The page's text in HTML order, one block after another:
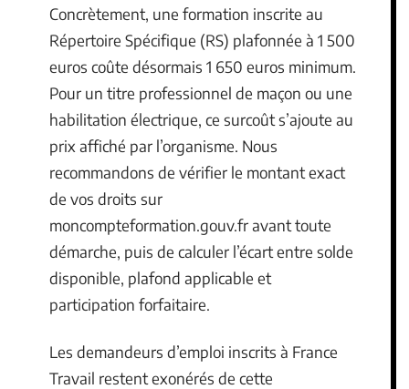
Concrètement, une formation inscrite au
Répertoire Spécifique (RS) plafonnée à 1 500
euros coûte désormais 1 650 euros minimum.
Pour un titre professionnel de maçon ou une
habilitation électrique, ce surcoût s’ajoute au
prix affiché par l’organisme. Nous
recommandons de vérifier le montant exact
de vos droits sur
moncompteformation.gouv.fr avant toute
démarche, puis de calculer l’écart entre solde
disponible, plafond applicable et
participation forfaitaire.
Les demandeurs d’emploi inscrits à France
Travail restent exonérés de cette